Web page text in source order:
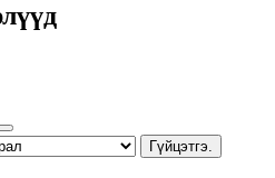
Гүйцэтгэ.